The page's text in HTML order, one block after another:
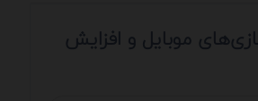
موبایل و افزایش